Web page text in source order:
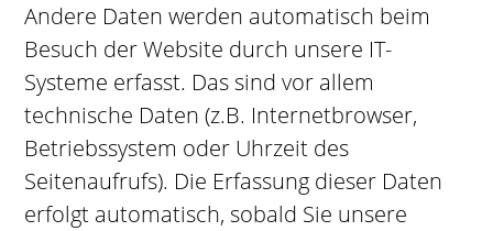
Andere Daten werden automatisch beim
Besuch der Website durch unsere IT-
Systeme erfasst. Das sind vor allem
technische Daten (z.B. Internetbrowser,
Betriebssystem oder Uhrzeit des
Seitenaufrufs). Die Erfassung dieser Daten
erfolgt automatisch, sobald Sie unsere